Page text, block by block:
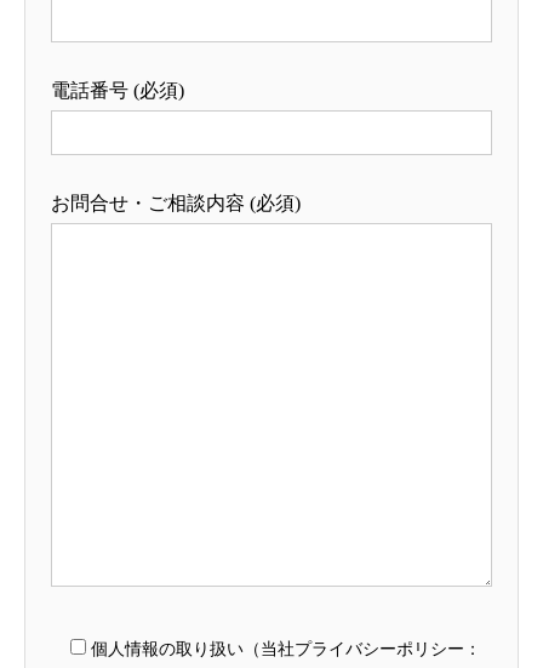
電話番号 (必須)
お問合せ・ご相談内容 (必須)
個人情報の取り扱い（当社プライバシーポリシー：